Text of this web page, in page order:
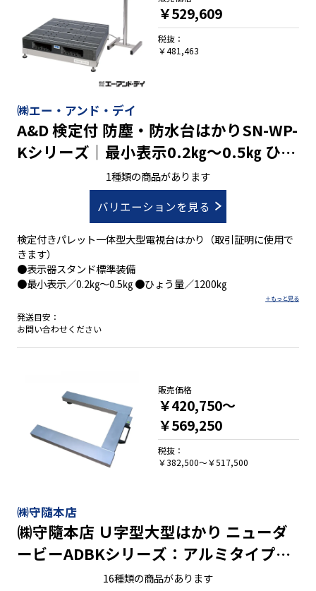
㈱エー・アンド・デイ
A&D 検定付 防塵・防水台はかりSN-WP-
Kシリーズ｜最小表示0.2㎏～0.5㎏ ひょ
1種類の商品があります
バリエーションを見る
検定付きパレット一体型大型電視台はかり（取引証明に使用で
きます）
●表示器スタンド標準装備
●最小表示／0.2㎏～0.5㎏ ●ひょう量／1200㎏
発送目安：
お問い合わせください
￥529,609
税抜：
￥481,463
㈱守隨本店
㈱守隨本店 Ｕ字型大型はかり ニューダ
ービーADBKシリーズ：アルミタイプ・
0.2kg～1kg/600kg～2,000kg
16種類の商品があります
販売価格
￥420,750～
￥569,250
税抜：
￥382,500～￥517,500